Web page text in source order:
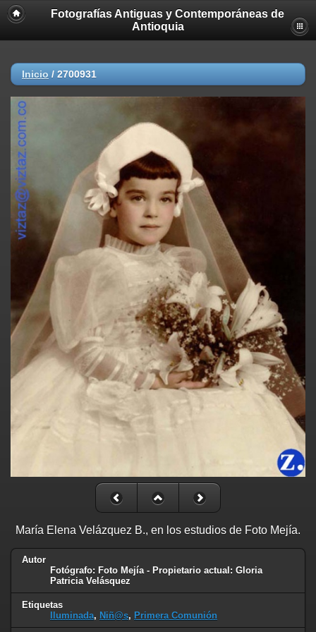
Deprecated : strncmp(): Passing null to parameter #1 ($string1) of type
/home/akhmc5v0jjif/public_html/viztaz.org/galerias/gantigua/
Fotografías Antiguas y Contemporáneas de
Antioquia
Inicio / 2700931
María Elena Velázquez B., en los estudios de Foto Mejía.
Autor
Fotógrafo: Foto Mejía - Propietario actual: Gloria
Patricia Velásquez
Etiquetas
Iluminada, Niñ@s, Primera Comunión